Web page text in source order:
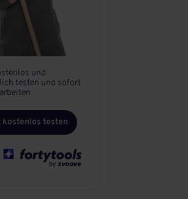
und
testen und sofort
kostenlos testen